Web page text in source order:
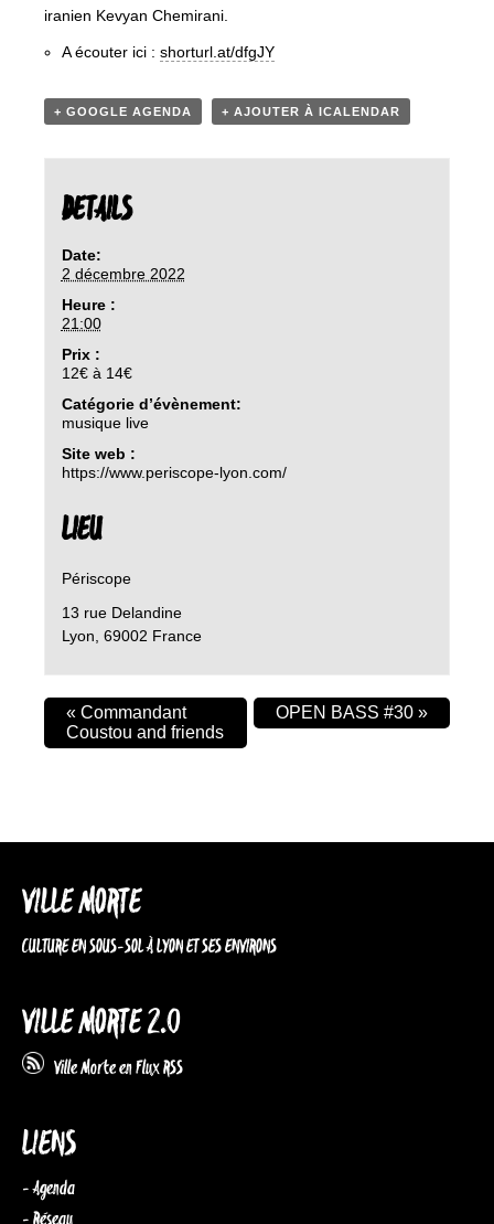
iranien Kevyan Chemirani.
A écouter ici : shorturl.at/dfgJY
+ GOOGLE AGENDA + AJOUTER À ICALENDAR
DETAILS
Date:
2 décembre 2022
Heure :
21:00
Prix :
12€ à 14€
Catégorie d’évènement:
musique live
Site web :
https://www.periscope-lyon.com/
LIEU
Périscope
13 rue Delandine
Lyon 69002 France
« Commandant
Coustou and friends
OPEN BASS #30 »
VILLE MORTE
CULTURE EN SOUS-SOL À LYON ET SES ENVIRONS
VILLE MORTE 2.0
Ville Morte en Flux RSS
LIENS
- Agenda